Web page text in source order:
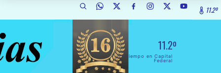
11.2º
11.2º
El Tiempo en Capital
Federal